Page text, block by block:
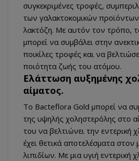
συγκεκριμένες τροφές,
των γαλακτοκομικών
λακτόζη. Με αυτόν τον τρόπο,
μπορεί να συμβάλει στην
ποικίλες τροφές και να
ποιότητα ζωής του ατόμου.
Ελάττωση αυξημένης
αίματος.
Το Bacteflora Gold μπορεί να
της υψηλής χοληστερόλης στο
του να βελτιώνει την εντερική
έχει θετικά αποτελέσματα στον
λιπιδίων. Με μια υγιή εντερική